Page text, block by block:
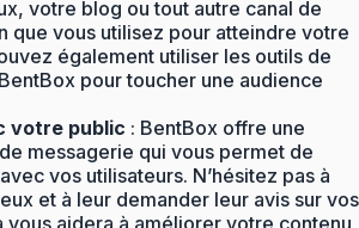
votre blog ou tout autre canal de
que vous utilisez pour atteindre votre
également utiliser les outils de
pour toucher une audience
votre public : BentBox offre une
messagerie qui vous permet de
vos utilisateurs. N’hésitez pas à
et à leur demander leur avis sur vos
vous aidera à améliorer votre contenu